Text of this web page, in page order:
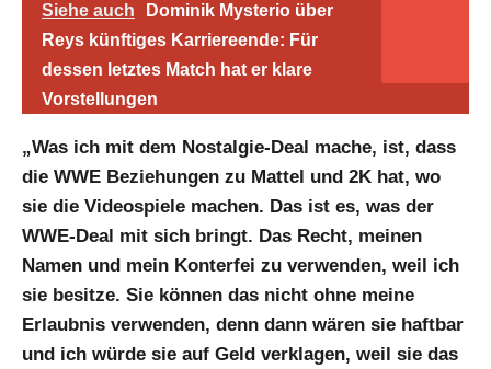
Siehe auch
Dominik Mysterio über
Reys künftiges Karriereende: Für
dessen letztes Match hat er klare
Vorstellungen
„Was ich mit dem Nostalgie-Deal mache, ist, dass
die WWE Beziehungen zu Mattel und 2K hat, wo
sie die Videospiele machen. Das ist es, was der
WWE-Deal mit sich bringt. Das Recht, meinen
Namen und mein Konterfei zu verwenden, weil ich
sie besitze. Sie können das nicht ohne meine
Erlaubnis verwenden, denn dann wären sie haftbar
und ich würde sie auf Geld verklagen, weil sie das